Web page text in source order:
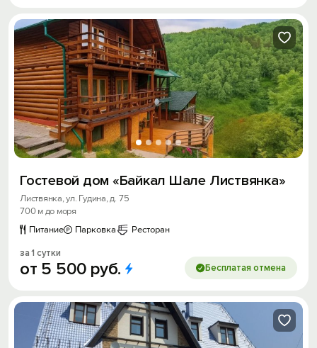
Гостевой дом «Байкал Шале Листвянка»
Листвянка, ул. Гудина, д. 75
700 м до моря
Питание
Парковка Ресторан
за 1 сутки
от 5 500 руб. Бесплатая отмена